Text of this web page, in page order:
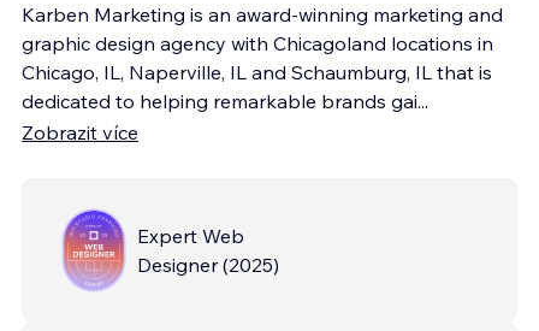
Karben Marketing is an award-winning marketing and
graphic design agency with Chicagoland locations in
Chicago, IL, Naperville, IL and Schaumburg, IL that is
dedicated to helping remarkable brands gai...
Zobrazit více
Expert Web
Designer (2025)